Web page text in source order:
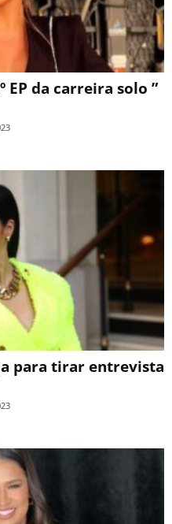
EP da carreira solo ”
para tirar entrevista